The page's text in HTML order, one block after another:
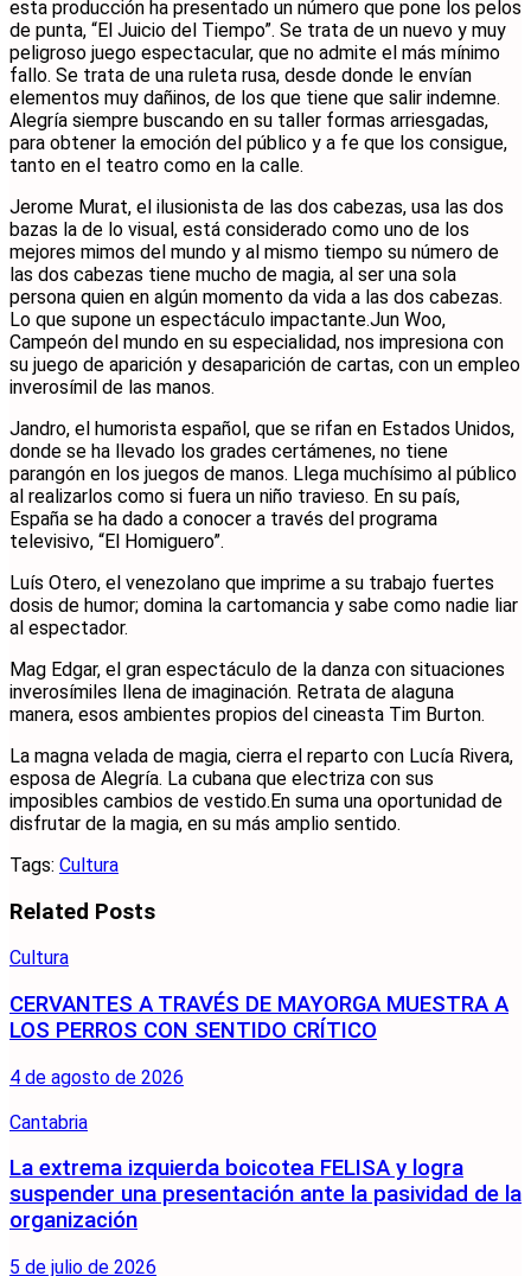
esta producción ha presentado un número que pone los pelos
de punta, “El Juicio del Tiempo”. Se trata de un nuevo y muy
peligroso juego espectacular, que no admite el más mínimo
fallo. Se trata de una ruleta rusa, desde donde le envían
elementos muy dañinos, de los que tiene que salir indemne.
Alegría siempre buscando en su taller formas arriesgadas,
para obtener la emoción del público y a fe que los consigue,
tanto en el teatro como en la calle.
Jerome Murat, el ilusionista de las dos cabezas, usa las dos
bazas la de lo visual, está considerado como uno de los
mejores mimos del mundo y al mismo tiempo su número de
las dos cabezas tiene mucho de magia, al ser una sola
persona quien en algún momento da vida a las dos cabezas.
Lo que supone un espectáculo impactante.Jun Woo,
Campeón del mundo en su especialidad, nos impresiona con
su juego de aparición y desaparición de cartas, con un empleo
inverosímil de las manos.
Jandro, el humorista español, que se rifan en Estados Unidos,
donde se ha llevado los grades certámenes, no tiene
parangón en los juegos de manos. Llega muchísimo al público
al realizarlos como si fuera un niño travieso. En su país,
España se ha dado a conocer a través del programa
televisivo, “El Homiguero”.
Luís Otero, el venezolano que imprime a su trabajo fuertes
dosis de humor; domina la cartomancia y sabe como nadie liar
al espectador.
Mag Edgar, el gran espectáculo de la danza con situaciones
inverosímiles llena de imaginación. Retrata de alaguna
manera, esos ambientes propios del cineasta Tim Burton.
La magna velada de magia, cierra el reparto con Lucía Rivera,
esposa de Alegría. La cubana que electriza con sus
imposibles cambios de vestido.En suma una oportunidad de
disfrutar de la magia, en su más amplio sentido.
Tags: Cultura
Related Posts
Cultura
CERVANTES A TRAVÉS DE MAYORGA MUESTRA A
LOS PERROS CON SENTIDO CRÍTICO
4 de agosto de 2026
Cantabria
La extrema izquierda boicotea FELISA y logra
suspender una presentación ante la pasividad de la
organización
5 de julio de 2026